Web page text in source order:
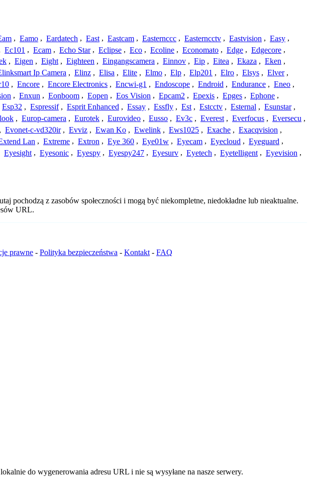
, Eamo , Eardatech , East , Eastcam , Easternccc , Easterncctv , Eastvision , Easy ,
Ec101 , Ecam , Echo Star , Eclipse , Eco , Ecoline , Economato , Edge , Edgecore ,
, Eigen , Eight , Eighteen , Eingangscamera , Einnov , Eip , Eitea , Ekaza , Eken ,
Ip Camera , Elinz , Elisa , Elite , Elmo , Elp , Elp201 , Elro , Elsys , Elver ,
, Encore , Encore Electronics , Encwi-g1 , Endoscope , Endroid , Endurance , Eneo ,
, Enxun , Eonboom , Eopen , Eos Vision , Epcam2 , Epexis , Epges , Ephone ,
Esp32 , Espressif , Esprit Enhanced , Essay , Essfly , Est , Estcctv , Esternal , Esunstar ,
, Europ-camera , Eurotek , Eurovideo , Eusso , Ev3c , Everest , Everfocus , Eversecu ,
, Evonet-c-vd320ir , Evviz , Ewan Ko , Ewelink , Ews1025 , Exache , Exacqvision ,
Lan , Extreme , Extron , Eye 360 , Eye01w , Eyecam , Eyecloud , Eyeguard ,
Eyesight , Eyesonic , Eyespy , Eyespy247 , Eyesurv , Eyetech , Eyetelligent , Eyevision ,
pochodzą z zasobów społeczności i mogą być niekompletne, niedokładne lub nieaktualne.
URL.
prawne - Polityka bezpieczeństwa - Kontakt - FAQ
do wygenerowania adresu URL i nie są wysyłane na nasze serwery.